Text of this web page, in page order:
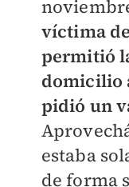
víctima
permitió
domicilio
pidió un
estaba
de forma